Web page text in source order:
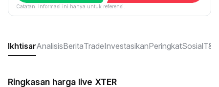
Catatan: Informasi ini hanya untuk referensi.
IkhtisarAnalisisBeritaTradeInvestasikanPeringkatSosialT&J
Ringkasan harga live XTER